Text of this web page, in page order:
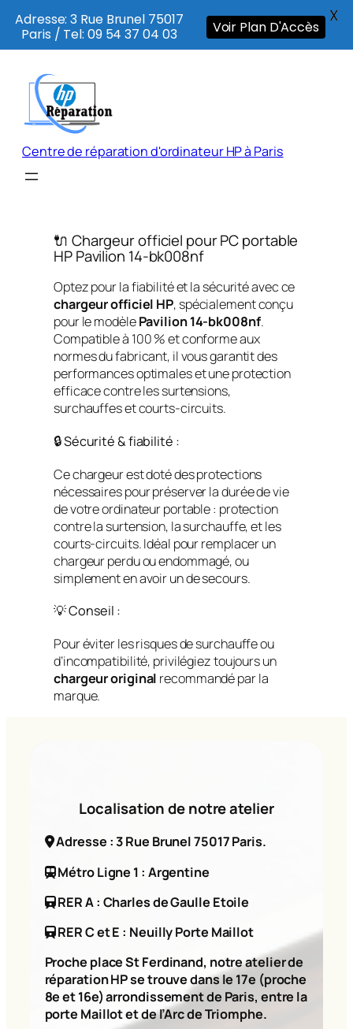
contenu
Centre de réparation d'ordinateur HP à Paris
🔌 Chargeur officiel pour PC portable
HP Pavilion 14-bk008nf
Optez pour la fiabilité et la sécurité avec ce
chargeur officiel HP, spécialement conçu
pour le modèlePavilion 14-bk008nf.
Compatible à 100 % et conforme aux
normes du fabricant, il vous garantit des
performances optimales et une protection
efficace contre les surtensions,
surchauffes et courts-circuits.
🔒 Sécurité & fiabilité :
Ce chargeur est doté des protections
nécessaires pour préserver la durée de vie
de votre ordinateur portable : protection
contre la surtension, la surchauffe, et les
courts-circuits. Idéal pour remplacer un
chargeur perdu ou endommagé, ou
simplement en avoir un de secours.
💡 Conseil :
Pour éviter les risques de surchauffe ou
d’incompatibilité, privilégiez toujours un
chargeur original recommandé par la
marque.
Localisation de notre atelier
Adresse : 3 Rue Brunel 75017 Paris.
Métro Ligne 1 : Argentine
RER A : Charles de Gaulle Etoile
RER C et E : Neuilly Porte Maillot
Proche place St Ferdinand, notre atelier de
réparation HP se trouve dans le 17e (proche
8e et 16e) arrondissement de Paris, entre la
porte Maillot et de l’Arc de Triomphe.
Adresse: 3 Rue Brunel 75017
Paris / Tel: 09 54 37 04 03
Voir Plan D'Accès
X